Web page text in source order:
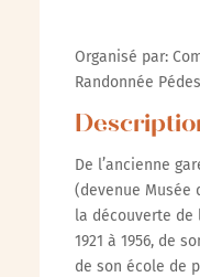
Organisé par:
Randonnée
De l’ancienne
(devenue Musée
la découverte
1921 à 1956, de
de son école de